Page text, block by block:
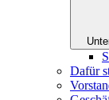
Dafür